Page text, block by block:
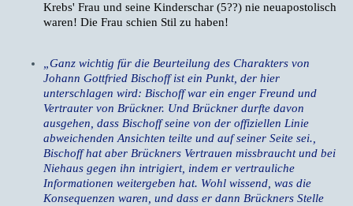
Krebs' Frau und seine Kinderschar (5??) nie neuapostolisch
waren! Die Frau schien Stil zu haben!
„Ganz wichtig für die Beurteilung des Charakters von
Johann Gottfried Bischoff ist ein Punkt, der hier
unterschlagen wird: Bischoff war ein enger Freund und
Vertrauter von Brückner. Und Brückner durfte davon
ausgehen, dass Bischoff seine von der offiziellen Linie
abweichenden Ansichten teilte und auf seiner Seite sei.,
Bischoff hat aber Brückners Vertrauen missbraucht und bei
Niehaus gegen ihn intrigiert, indem er vertrauliche
Informationen weitergeben hat. Wohl wissend, was die
Konsequenzen waren, und dass er dann Brückners Stelle